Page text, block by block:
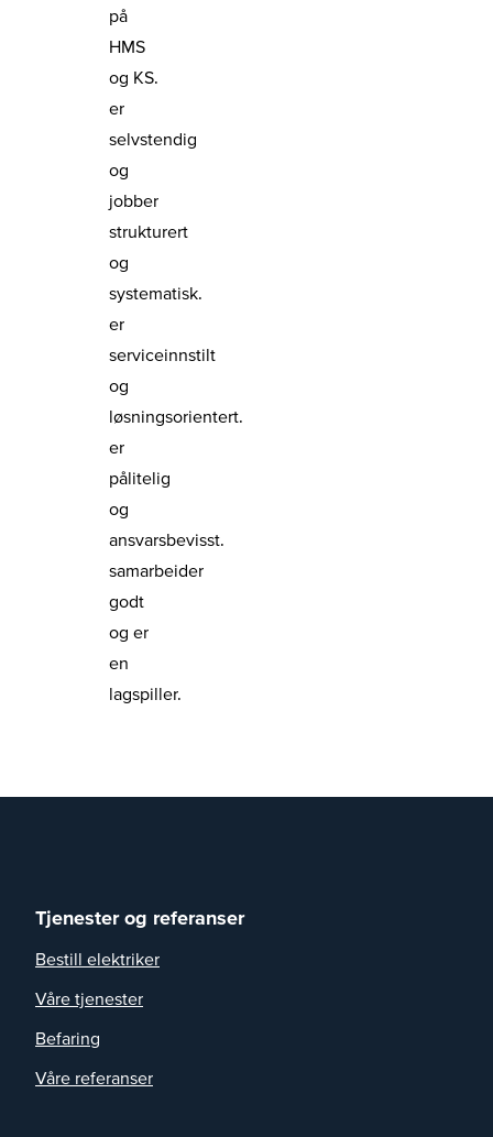
på
HMS
og KS.
er
selvstendig
og
jobber
strukturert
og
systematisk.
er
serviceinnstilt
og
løsningsorientert.
er
pålitelig
og
ansvarsbevisst.
samarbeider
godt
og er
en
lagspiller.
Tjenester og referanser
Bestill elektriker
Våre tjenester
Befaring
Våre referanser